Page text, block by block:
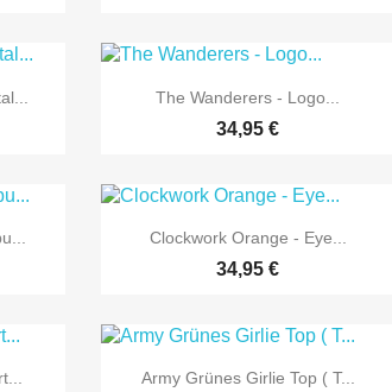
 Vorschau
The Wanderers - Logo...
34,95 €
 Vorschau
Clockwork Orange - Eye...
34,95 €
 Vorschau
Army Grünes Girlie Top ( T...